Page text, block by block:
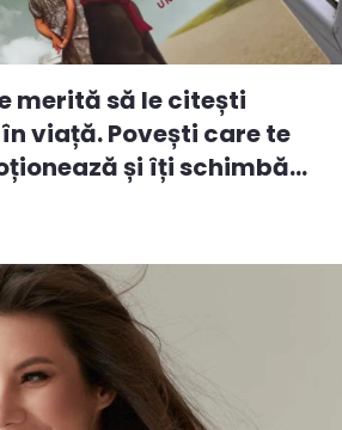
merită să le citești
viață. Povești care te
și îți schimbă...